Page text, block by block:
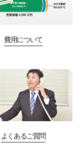
費用について
よくあるご質問